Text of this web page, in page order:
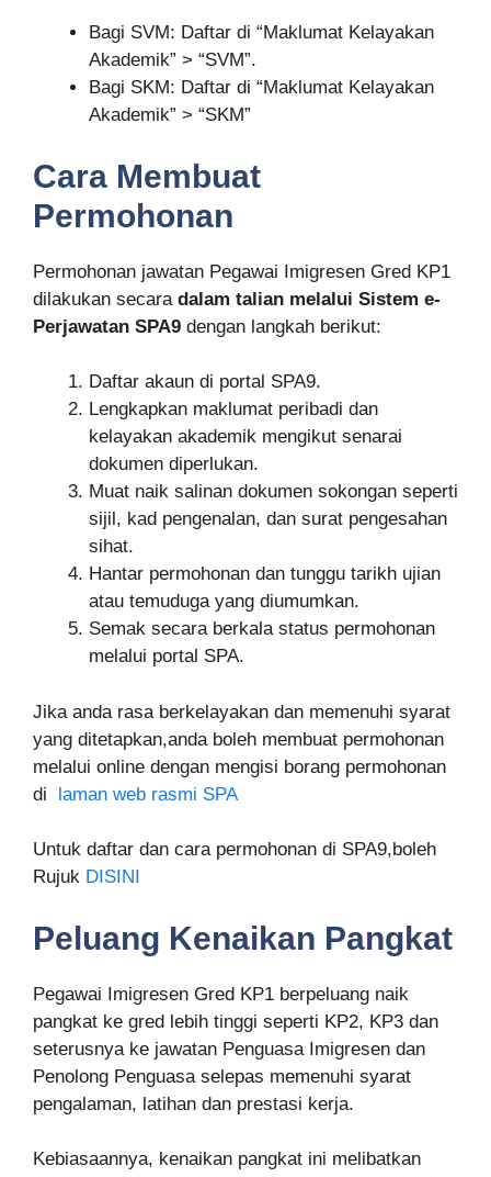
Bagi SVM: Daftar di “Maklumat Kelayakan
Akademik” > “SVM”.
Bagi SKM: Daftar di “Maklumat Kelayakan
Akademik” > “SKM”
Cara Membuat
Permohonan
Permohonan jawatan Pegawai Imigresen Gred KP1
dilakukan secara dalam talian melalui Sistem e-
Perjawatan SPA9 dengan langkah berikut:
Daftar akaun di portal SPA9.
Lengkapkan maklumat peribadi dan
kelayakan akademik mengikut senarai
dokumen diperlukan.
Muat naik salinan dokumen sokongan seperti
sijil, kad pengenalan, dan surat pengesahan
sihat.
Hantar permohonan dan tunggu tarikh ujian
atau temuduga yang diumumkan.
Semak secara berkala status permohonan
melalui portal SPA.
Jika anda rasa berkelayakan dan memenuhi syarat
yang ditetapkan,anda boleh membuat permohonan
melalui online dengan mengisi borang permohonan
di laman web rasmi SPA
Untuk daftar dan cara permohonan di SPA9,boleh
Rujuk DISINI
Peluang Kenaikan Pangkat
Pegawai Imigresen Gred KP1 berpeluang naik
pangkat ke gred lebih tinggi seperti KP2, KP3 dan
seterusnya ke jawatan Penguasa Imigresen dan
Penolong Penguasa selepas memenuhi syarat
pengalaman, latihan dan prestasi kerja.
Kebiasaannya, kenaikan pangkat ini melibatkan